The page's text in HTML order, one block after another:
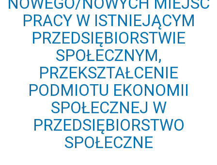
PRACY W ISTNIEJĄCYM
PRZEDSIĘBIORSTWIE
SPOŁECZNYM,
PRZEKSZTAŁCENIE
PODMIOTU EKONOMII
SPOŁECZNEJ W
PRZEDSIĘBIORSTWO
SPOŁECZNE